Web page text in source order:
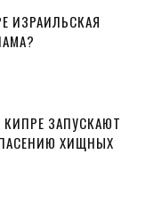
ИЗРАИЛЬСКАЯ
КИПРЕ ЗАПУСКАЮТ
ХИЩНЫХ